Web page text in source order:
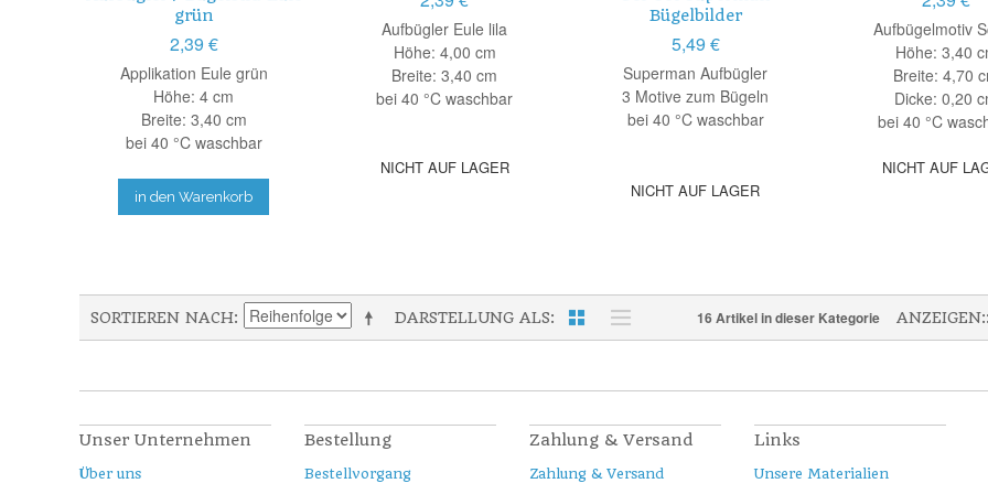
grün
2,39 €
Applikation Eule grün
Höhe: 4 cm
Breite: 3,40 cm
bei 40 °C waschbar
in den Warenkorb
Aufbügler Eule lila
Höhe: 4,00 cm
Breite: 3,40 cm
bei 40 °C waschbar
NICHT AUF LAGER
Bügelbilder
5,49 €
Superman Aufbügler
3 Motive zum Bügeln
bei 40 °C waschbar
NICHT AUF LAGER
Aufbügelmotiv
Höhe: 3,40
Breite: 4,70
Dicke: 0,20
bei 40 °C
NICHT AUF
DARSTELLUNG ALS
SORTIEREN NACH 16 Artikel in dieser Kategorie ANZEIGEN:
Unser Unternehmen
Über uns
Bestellung
Bestellvorgang
Zahlung & Versand
Zahlung & Versand
Links
Unsere Materialien